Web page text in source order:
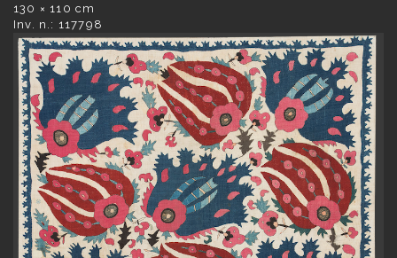
130 × 110 cm
Inv. n.: 117798